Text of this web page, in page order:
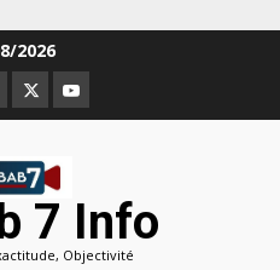
2026
TwitterYoutube
7 Info
Objectivité